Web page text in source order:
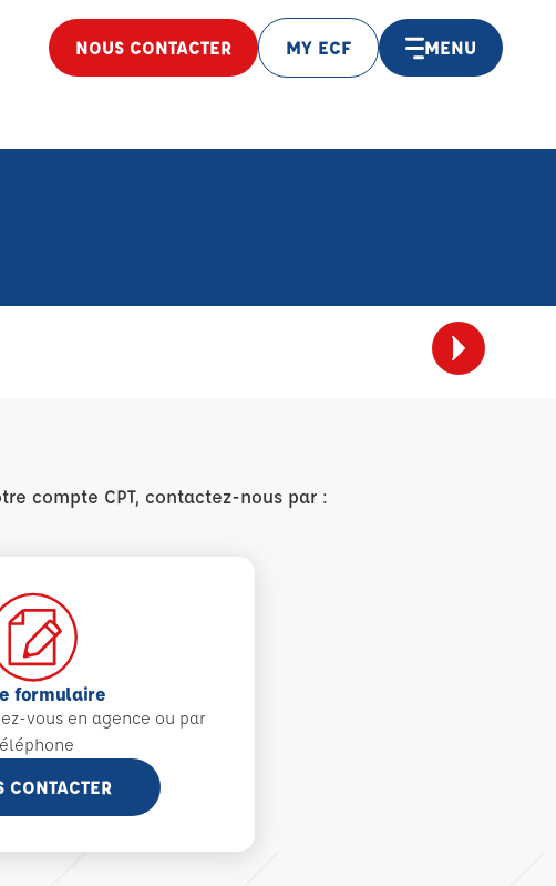
NOUS CONTACTER MY ECF MENU
compte CPT, contactez-nous par :
formulaire
vous en agence ou par
CONTACTER